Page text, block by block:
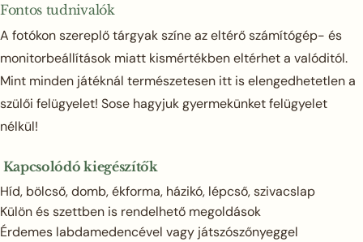
Fontos tudnivalók
A fotókon szereplő tárgyak színe az eltérő számítógép- és
monitorbeállítások miatt kismértékben eltérhet a valóditól.
Mint minden játéknál természetesen itt is elengedhetetlen a
szülői felügyelet! Sose hagyjuk gyermekünket felügyelet
nélkül!
Kapcsolódó kiegészítők
Híd, bölcső, domb, ékforma, házikó, lépcső, szivacslap
Külön és szettben is rendelhető megoldások
Érdemes labdamedencével vagy játszószőnyeggel